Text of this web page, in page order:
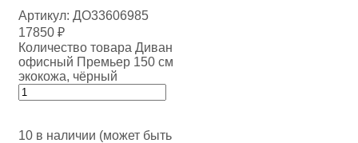
Артикул: ДО33606985
17850 ₽
Количество товара Диван
офисный Премьер 150 см
экокожа, чёрный
10 в наличии (может быть